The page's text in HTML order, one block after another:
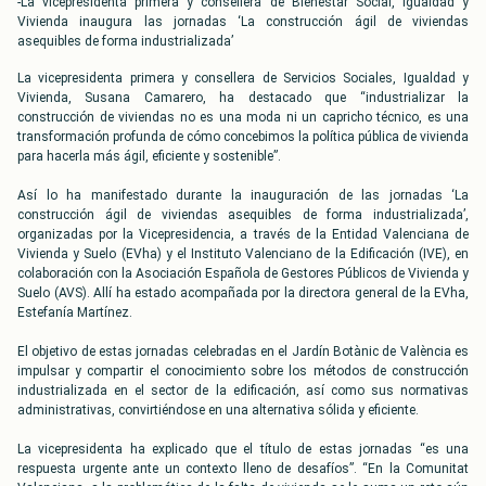
Vivienda inaugura las jornadas ‘La construcción ágil de viviendas
asequibles de forma industrializada’
La vicepresidenta primera y consellera de Servicios Sociales, Igualdad y
Vivienda, Susana Camarero, ha destacado que “industrializar la
construcción de viviendas no es una moda ni un capricho técnico, es una
transformación profunda de cómo concebimos la política pública de vivienda
para hacerla más ágil, eficiente y sostenible”.
Así lo ha manifestado durante la inauguración de las jornadas ‘La
construcción ágil de viviendas asequibles de forma industrializada’,
organizadas por la Vicepresidencia, a través de la Entidad Valenciana de
Vivienda y Suelo (EVha) y el Instituto Valenciano de la Edificación (IVE), en
colaboración con la Asociación Española de Gestores Públicos de Vivienda y
Suelo (AVS). Allí ha estado acompañada por la directora general de la EVha,
Estefanía Martínez.
El objetivo de estas jornadas celebradas en el Jardín Botànic de València es
impulsar y compartir el conocimiento sobre los métodos de construcción
industrializada en el sector de la edificación, así como sus normativas
administrativas, convirtiéndose en una alternativa sólida y eficiente.
La vicepresidenta ha explicado que el título de estas jornadas “es una
respuesta urgente ante un contexto lleno de desafíos”. “En la Comunitat